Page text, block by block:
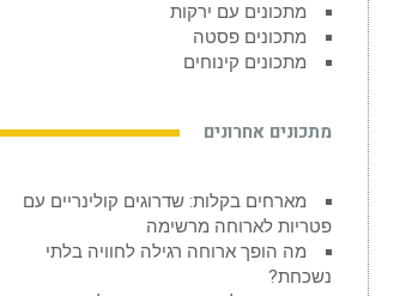
מתכונים עם ירקות
מתכונים פסטה
מתכונים קינוחים
מתכונים אחרונים
מארחים בקלות: שדרוגים קולינריים עם
פטריות לארוחה מרשימה
מה הופך ארוחה רגילה לחוויה בלתי
נשכחת?